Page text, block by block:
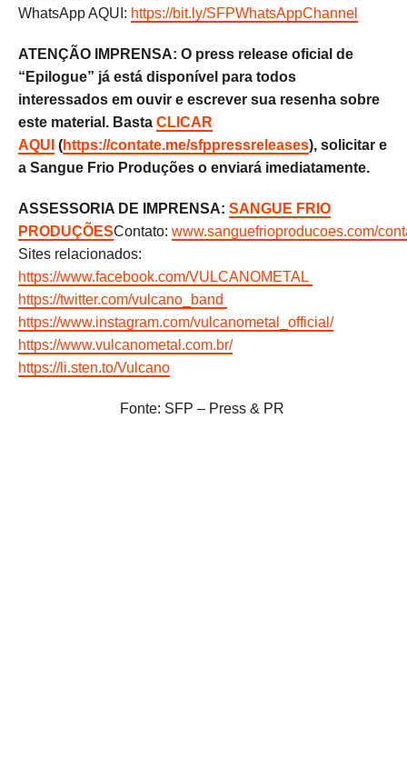
WhatsApp AQUI: https://bit.ly/SFPWhatsAppChannel
ATENÇÃO IMPRENSA: O press release oficial de
“Epilogue” já está disponível para todos
interessados em ouvir e escrever sua resenha sobre
este material. Basta CLICAR
AQUI (https://contate.me/sfppressreleases), solicitar e
a Sangue Frio Produções o enviará imediatamente.
ASSESSORIA DE IMPRENSA: SANGUE FRIO
PRODUÇÕESContato: www.sanguefrioproducoes.com/
Sites relacionados:
https://www.facebook.com/VULCANOMETAL
https://twitter.com/vulcano_band
https://www.instagram.com/vulcanometal_official/
https://www.vulcanometal.com.br/
https://li.sten.to/Vulcano
Fonte: SFP – Press & PR